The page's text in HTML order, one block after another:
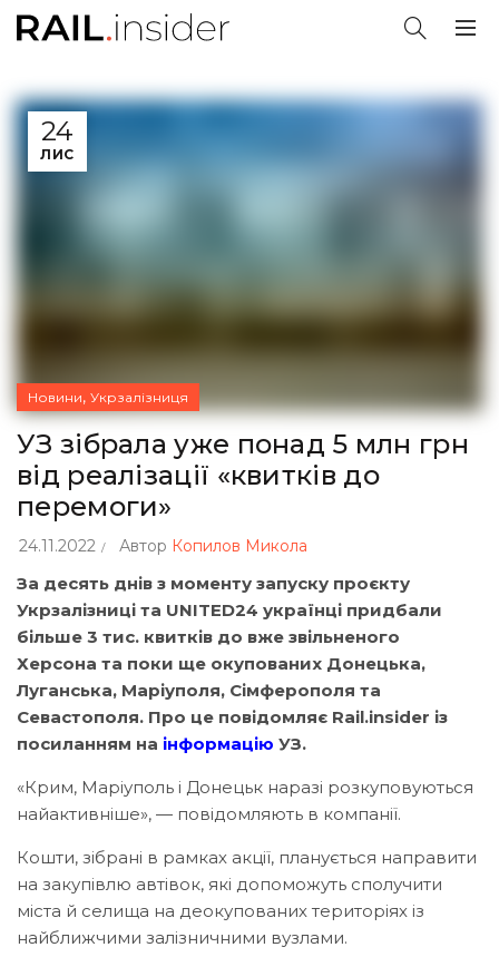
24
ЛИС
Новини, Укрзалізниця
УЗ зібрала уже понад 5 млн грн
від реалізації «квитків до
перемоги»
24.11.2022 Автор Копилов Микола
За десять днів з моменту запуску проєкту
Укрзалізниці та UNITED24 українці придбали
більше 3 тис. квитків до вже звільненого
Херсона та поки ще окупованих Донецька,
Луганська, Маріуполя, Сімферополя та
Севастополя. Про це повідомляє Rail.insider із
посиланням на інформацію УЗ.
«Крим, Маріуполь і Донецьк наразі розкуповуються
найактивніше», — повідомляють в компанії.
Кошти, зібрані в рамках акції, планується направити
на закупівлю автівок, які допоможуть сполучити
міста й селища на деокупованих територіях із
найближчими залізничними вузлами.